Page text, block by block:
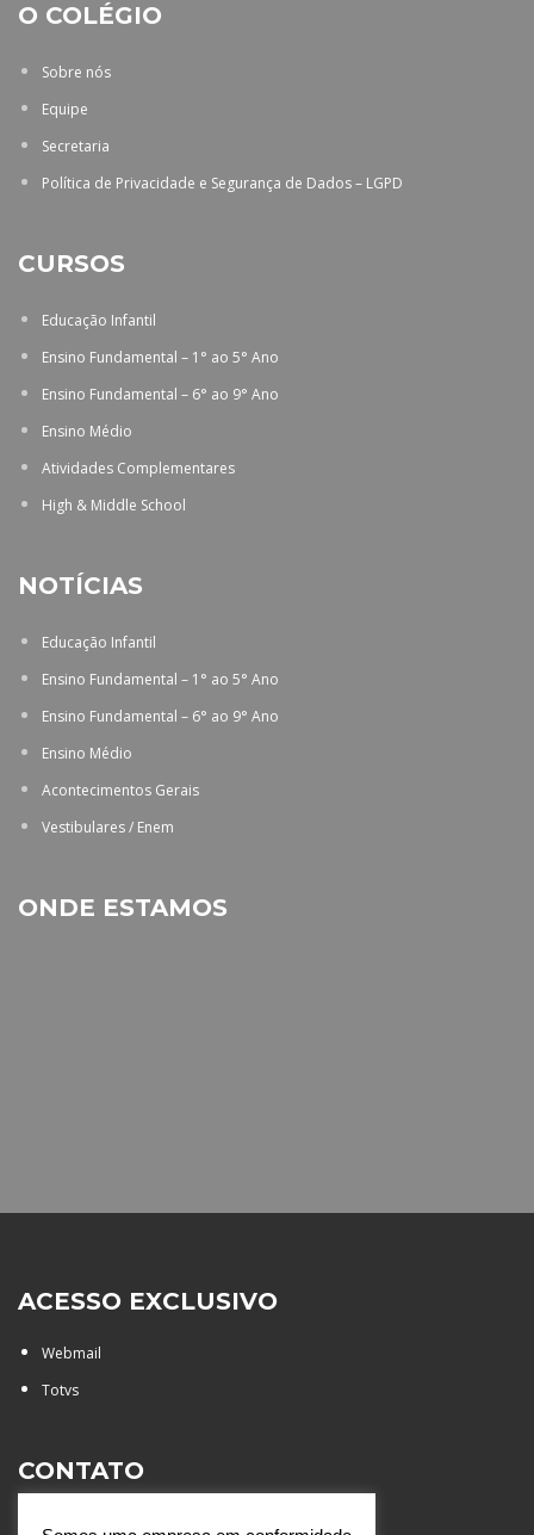
O COLÉGIO
Sobre nós
Equipe
Secretaria
Política de Privacidade e Segurança de Dados – LGPD
CURSOS
Educação Infantil
Ensino Fundamental – 1° ao 5° Ano
Ensino Fundamental – 6° ao 9° Ano
Ensino Médio
Atividades Complementares
High & Middle School
NOTÍCIAS
Educação Infantil
Ensino Fundamental – 1° ao 5° Ano
Ensino Fundamental – 6° ao 9° Ano
Ensino Médio
Acontecimentos Gerais
Vestibulares / Enem
ONDE ESTAMOS
ACESSO EXCLUSIVO
Webmail
Totvs
CONTATO